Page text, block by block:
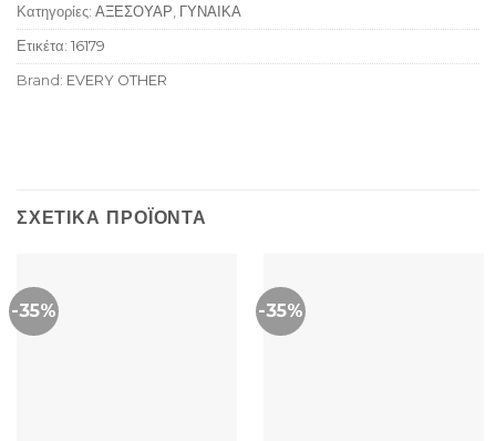
Κατηγορίες: ΑΞΕΣΟΥΑΡ, ΓΥΝΑΙΚΑ
Ετικέτα: 16179
Brand: EVERY OTHER
ΣΧΕΤΙΚΆ ΠΡΟΪΌΝΤΑ
-35% -35%